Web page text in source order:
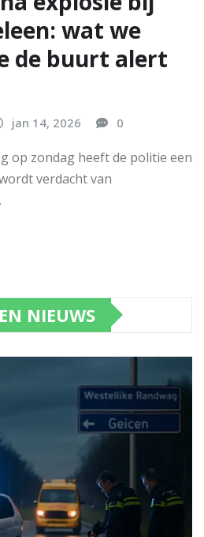
wat we
de buurt alert
jan 14, 2026 0
op zondag heeft de politie een
verdacht van
NIEUWS